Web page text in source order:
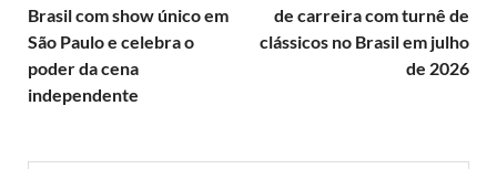
Brasil com show único em
São Paulo e celebra o
poder da cena
independente
de carreira com turnê de
clássicos no Brasil em julho
de 2026